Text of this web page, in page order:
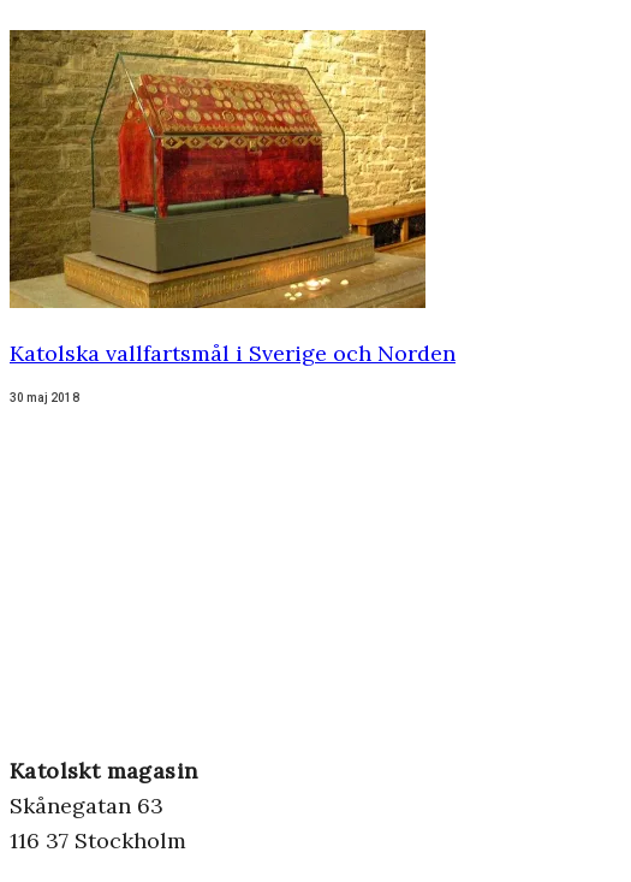
Katolska vallfartsmål i Sverige och Norden
30 maj 2018
Katolskt magasin
Skånegatan 63
116 37 Stockholm